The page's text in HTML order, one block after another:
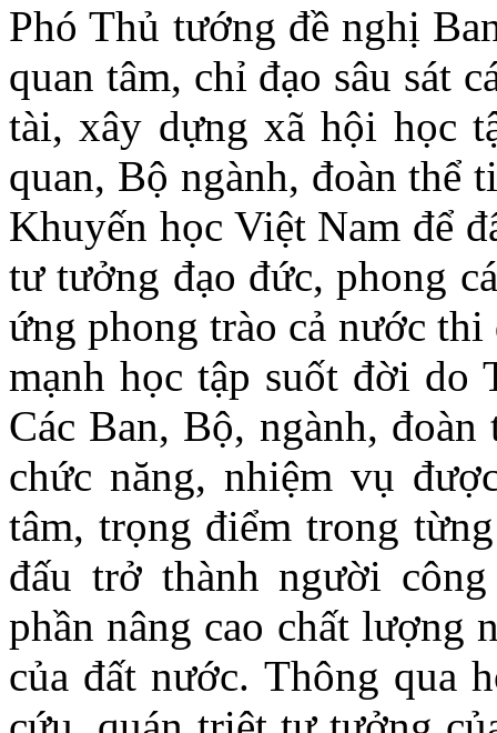
Phó Thủ tướng đề nghị
quan tâm, chỉ đạo sâu sát
tài, xây dựng xã hội học
quan, Bộ ngành, đoàn thể
Khuyến học Việt Nam để
tư tưởng đạo đức, phong
ứng phong trào cả nước
mạnh học tập suốt đời do
Các Ban, Bộ, ngành,
chức năng, nhiệm vụ
tâm, trọng điểm trong
đấu trở thành người
phần nâng cao chất
của đất nước. Thông qua